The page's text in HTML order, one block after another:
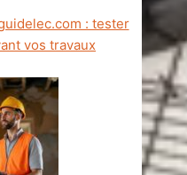
: tester
vos travaux